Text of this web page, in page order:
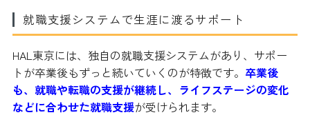
就職支援システムで生涯に渡るサポート
HAL東京には、独自の就職支援システムがあり、サポー
トが卒業後もずっと続いていくのが特徴です。 卒業後
も、就職や転職の支援が継続し、ライフステージの変化
などに合わせた就職支援が受けられます。